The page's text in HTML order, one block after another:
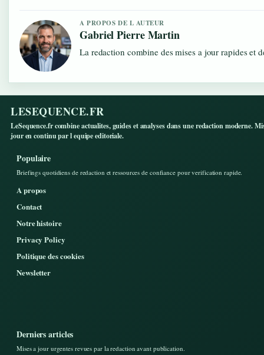
A PROPOS DE L AUTEUR
Gabriel Pierre Martin
La redaction combine des mises a jour rapides et
LESEQUENCE.FR
LeSequence.fr combine actualites, guides et analyses dans une redaction moderne.
jour en continu par l equipe editoriale.
Populaire
Briefings quotidiens de redaction et ressources de confiance pour verification rapide.
A propos
Contact
Notre histoire
Privacy Policy
Politique des cookies
Newsletter
Derniers articles
Mises a jour urgentes revues par la redaction avant publication.